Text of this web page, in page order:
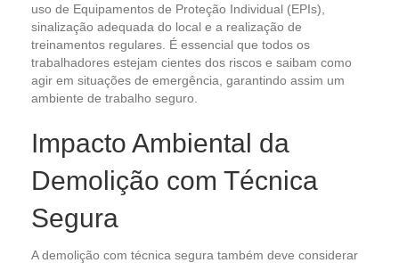
uso de Equipamentos de Proteção Individual (EPIs),
sinalização adequada do local e a realização de
treinamentos regulares. É essencial que todos os
trabalhadores estejam cientes dos riscos e saibam como
agir em situações de emergência, garantindo assim um
ambiente de trabalho seguro.
Impacto Ambiental da
Demolição com Técnica
Segura
A demolição com técnica segura também deve considerar